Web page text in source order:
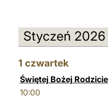
Styczeń 2026
1 czwartek
Świętej Bożej
10:00